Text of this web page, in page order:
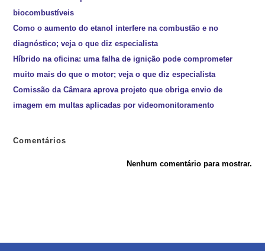
biocombustíveis
Como o aumento do etanol interfere na combustão e no
diagnóstico; veja o que diz especialista
Híbrido na oficina: uma falha de ignição pode comprometer
muito mais do que o motor; veja o que diz especialista
Comissão da Câmara aprova projeto que obriga envio de
imagem em multas aplicadas por videomonitoramento
Comentários
Nenhum comentário para mostrar.